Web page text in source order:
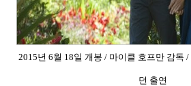
2015년 6월 18일 개봉 / 마이클 호프만 감독 /
던 출연